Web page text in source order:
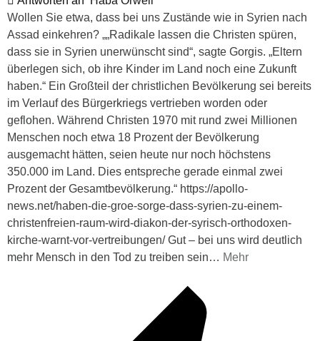
Wollen Sie etwa, dass bei uns Zustände wie in Syrien nach
Assad einkehren? „„Radikale lassen die Christen spüren,
dass sie in Syrien unerwünscht sind“, sagte Gorgis. „Eltern
überlegen sich, ob ihre Kinder im Land noch eine Zukunft
haben.“ Ein Großteil der christlichen Bevölkerung sei bereits
im Verlauf des Bürgerkriegs vertrieben worden oder
geflohen. Während Christen 1970 mit rund zwei Millionen
Menschen noch etwa 18 Prozent der Bevölkerung
ausgemacht hätten, seien heute nur noch höchstens
350.000 im Land. Dies entspreche gerade einmal zwei
Prozent der Gesamtbevölkerung.“ https://apollo-
news.net/haben-die-groe-sorge-dass-syrien-zu-einem-
christenfreien-raum-wird-diakon-der-syrisch-orthodoxen-
kirche-warnt-vor-vertreibungen/ Gut – bei uns wird deutlich
mehr Mensch in den Tod zu treiben sein… Mehr